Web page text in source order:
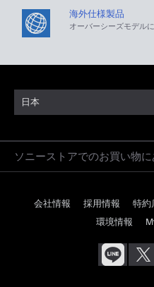
海外仕様製品
オーバーシーズモデル
日本
ソニーストアでのお買い物に
会社情報 採用情報 特約
環境情報